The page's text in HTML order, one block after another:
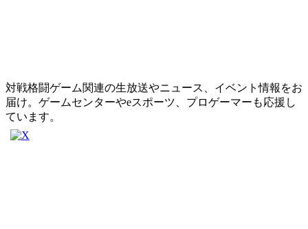
対戦格闘ゲーム関連の生放送やニュース、イベント情報をお
届け。ゲームセンターやeスポーツ、プロゲーマーも応援し
ています。